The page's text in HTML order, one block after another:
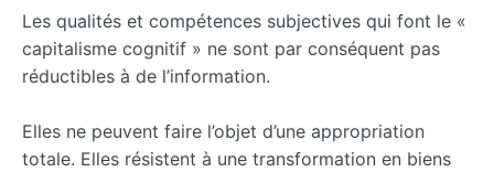
Les qualités et compétences subjectives qui font le «
capitalisme cognitif » ne sont par conséquent pas
réductibles à de l’information.
Elles ne peuvent faire l’objet d’une appropriation
totale. Elles résistent à une transformation en biens